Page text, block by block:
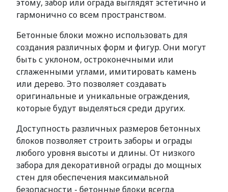
этому, забор или ограда выглядят эстетично и
гармонично со всем пространством.
Бетонные блоки можно использовать для
создания различных форм и фигур. Они могут
быть с уклоном, остроконечными или
сглаженными углами, имитировать камень
или дерево. Это позволяет создавать
оригинальные и уникальные ограждения,
которые будут выделяться среди других.
Доступность различных размеров бетонных
блоков позволяет строить заборы и ограды
любого уровня высоты и длины. От низкого
забора для декоративной ограды до мощных
стен для обеспечения максимальной
безопасности - бетонные блоки всегда